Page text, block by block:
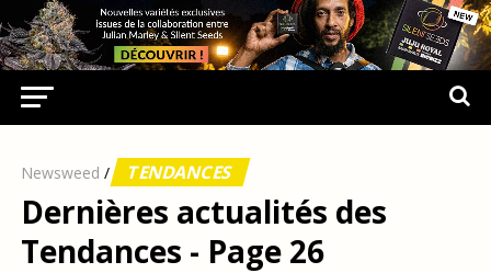
Newsweed / TENDANCES
Dernières actualités des
Tendances - Page 26